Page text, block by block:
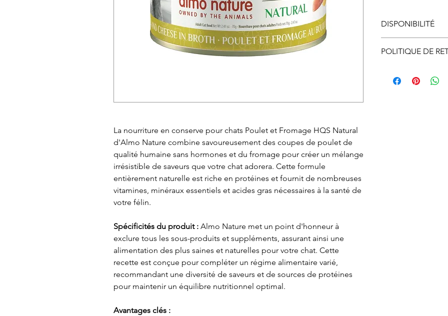
La nourriture en conserve pour chats Poulet et Fromage HQS Natural
d'Almo Nature combine savoureusement des coupes de poulet de
qualité humaine sans hormones et du fromage pour créer un mélange
irrésistible de saveurs que votre chat adorera. Cette formule
entièrement naturelle est riche en protéines et fournit de nombreuses
vitamines, minéraux essentiels et acides gras nécessaires à la santé de
votre félin.
Spécificités du produit : Almo Nature met un point d'honneur à
exclure tous les sous-produits et suppléments, assurant ainsi une
alimentation des plus saines et naturelles pour votre chat. Cette
recette est conçue pour compléter un régime alimentaire varié,
recommandant une diversité de saveurs et de sources de protéines
pour maintenir un équilibre nutritionnel optimal.
Avantages clés :
DISPONIBILITÉ
ligne doit se faire
POLITIQUE DE
ne vous convient